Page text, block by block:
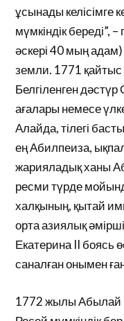
ұсынады келісімге
мүмкіндік береді”,
әскері 40 мың
земли. 1771
Белгіленген дәстүр
ағалары немесе
Алайда, тілегі
ең Абилпеиза,
жарияладық ханы
ресми түрде
халқының, қытай
орта азиялық
Екатерина II боясь
саналған онымен
1772 жылы Абылай